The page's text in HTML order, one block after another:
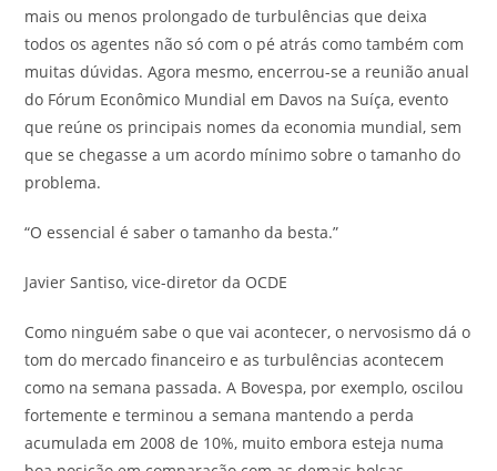
mais ou menos prolongado de turbulências que deixa
todos os agentes não só com o pé atrás como também com
muitas dúvidas. Agora mesmo, encerrou-se a reunião anual
do Fórum Econômico Mundial em Davos na Suíça, evento
que reúne os principais nomes da economia mundial, sem
que se chegasse a um acordo mínimo sobre o tamanho do
problema.
“O essencial é saber o tamanho da besta.”
Javier Santiso,vice-diretor da OCDE
Como ninguém sabe o que vai acontecer, o nervosismo dá o
tom do mercado financeiro e as turbulências acontecem
como na semana passada. A Bovespa, por exemplo, oscilou
fortemente e terminou a semana mantendo a perda
acumulada em 2008 de 10%, muito embora esteja numa